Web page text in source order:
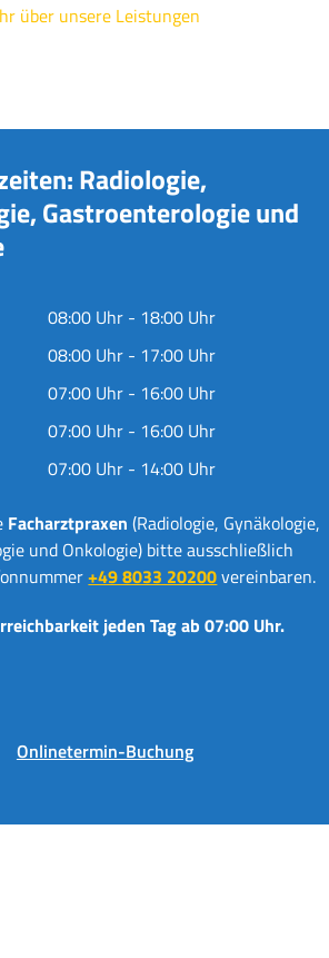
über unsere Leistungen
Radiologie,
Gastroenterologie und
08:00 Uhr - 18:00 Uhr
08:00 Uhr - 17:00 Uhr
07:00 Uhr - 16:00 Uhr
07:00 Uhr - 16:00 Uhr
07:00 Uhr - 14:00 Uhr
Facharztpraxen (Radiologie, Gynäkologie,
und Onkologie) bitte ausschließlich
+49 8033 20200vereinbaren.
jeden Tag ab 07:00 Uhr.
Onlinetermin-Buchung